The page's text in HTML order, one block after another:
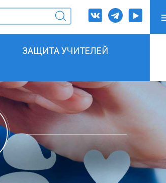
ЗАЩИТА УЧИТЕЛЕЙ